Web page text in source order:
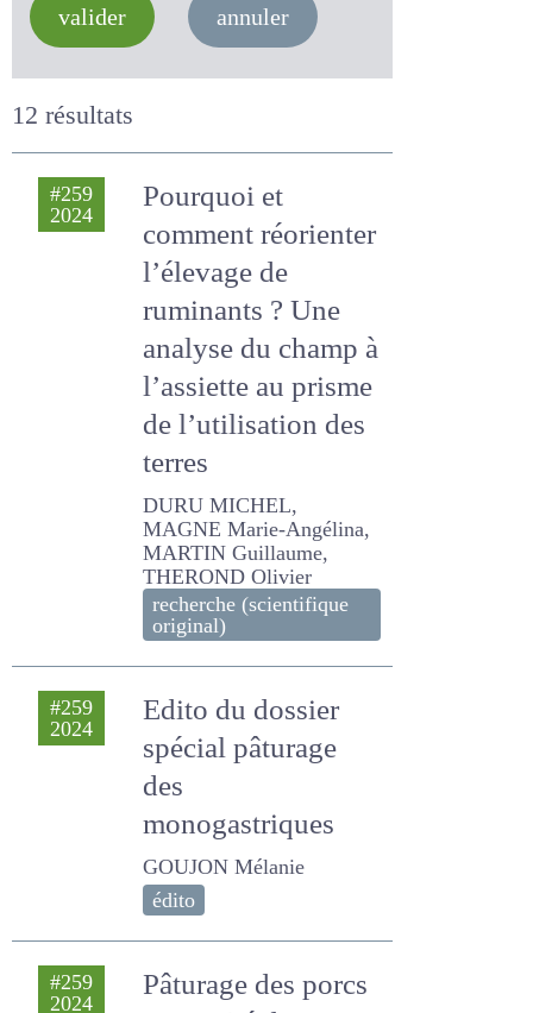
valider annuler
12 résultats
#259
Pourquoi et
comment
réorienter l’élevage
de ruminants ?
Une analyse du
champ à l’assiette
au prisme de
l’utilisation des
terres
DURU MICHEL, MAGNE
Marie-Angélina, MARTIN
Guillaume, THEROND
Olivier
recherche (scientifique
original)
Edito du dossier
spécial pâturage
des
monogastriques
GOUJON Mélanie
édito